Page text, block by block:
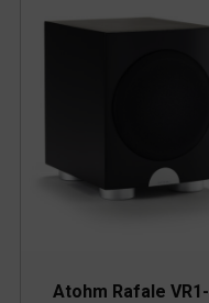
Atohm Rafale VR1-